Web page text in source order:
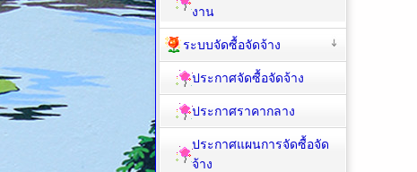
งาน
ระบบจัดซื้อจัดจ้าง
ประกาศจัดซื้อจัดจ้าง
ประกาศราคากลาง
ประกาศแผนการจัดซื้อจัด
จ้าง